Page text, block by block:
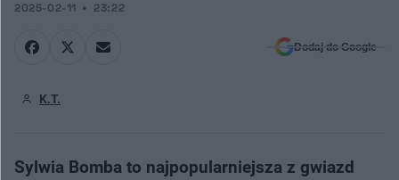
2025-02-11 23:22
Dodaj do Google
K.T.
Sylwia Bomba to najpopularniejsza z gwiazd